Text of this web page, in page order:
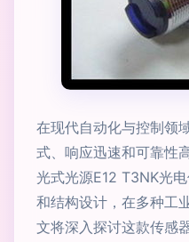
在现代自动化与控制领
式、响应迅速和可靠性
光式光源E12 T3NK光
和结构设计，在多种工
文将深入探讨这款传感